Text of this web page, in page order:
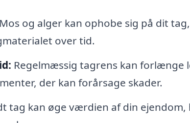
Mos og alger kan ophobe sig på dit
over tid.
Regelmæssig tagrens kan forlænge
der kan forårsage skader.
tag kan øge værdien af din